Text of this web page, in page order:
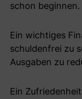
schon beginnen.
Ein wichtiges
schuldenfrei zu
Ausgaben zu
Ein